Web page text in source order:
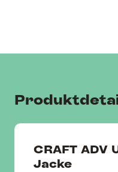
CRAFT ADV
Jacke